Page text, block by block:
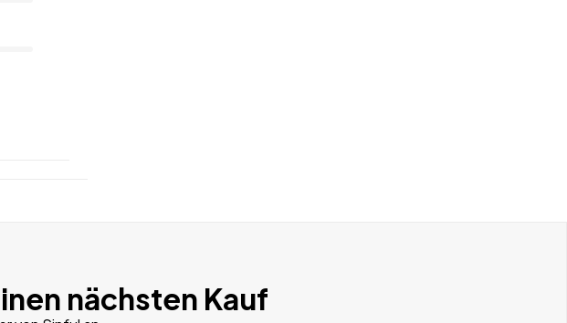
nächsten Kauf